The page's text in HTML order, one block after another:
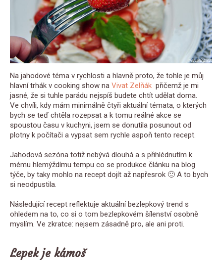
Na jahodové téma v rychlosti a hlavně proto, že tohle je můj
hlavní trhák v cooking show na Vivat Zelňák přičemž je mi
jasné, že si tuhle parádu nejspíš budete chtít udělat doma.
Ve chvíli, kdy mám minimálně čtyři aktuální témata, o kterých
bych se teď chtěla rozepsat a k tomu reálné akce se
spoustou času v kuchyni, jsem se donutila posunout od
plotny k počítači a vypsat sem rychle aspoň tento recept.
Jahodová sezóna totiž nebývá dlouhá a s přihlédnutím k
mému hlemýždímu tempu co se produkce článku na blog
týče, by taky mohlo na recept dojít až napřesrok 🙂 A to bych
si neodpustila.
Následující recept reflektuje aktuální bezlepkový trend s
ohledem na to, co si o tom bezlepkovém šílenství osobně
myslím. Ve zkratce: nejsem zásadně pro, ale ani proti.
Lepek je kámoš